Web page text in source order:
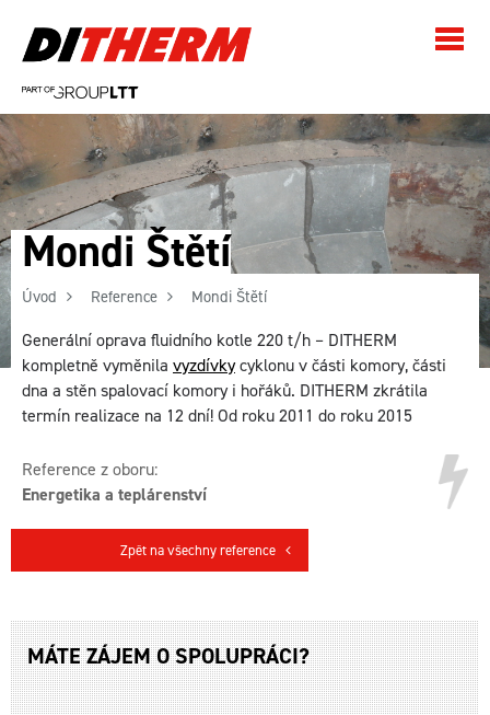
Mondi Štětí
Úvod Reference Mondi Štětí
Generální oprava fluidního kotle 220 t/h – DITHERM
kompletně vyměnila vyzdívkycyklonu v části komory, části
dna a stěn spalovací komory i hořáků. DITHERM zkrátila
termín realizace na 12 dní! Od roku 2011 do roku 2015
Reference z oboru:
Energetika a teplárenství
Zpět na všechny reference
MÁTE ZÁJEM O SPOLUPRÁCI?